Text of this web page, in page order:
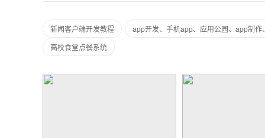
新闻客户端开发教程
app开发、手机app、应用公园、app制作
高校食堂点餐系统